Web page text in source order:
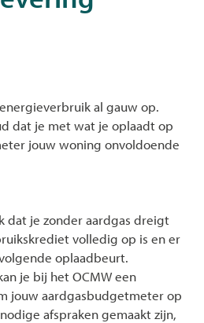
al gauw op.
dat je met wat je oplaadt op
jouw woning onvoldoende
dat je zonder aardgas dreigt
volledig op is en er
oplaadbeurt.
je bij het OCMW een
jouw aardgasbudgetmeter op
afspraken gemaakt zijn,